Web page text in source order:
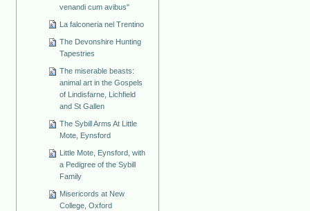
venandi cum avibus"
La falconeria nel Trentino
The Devonshire Hunting
Tapestries
The miserable beasts:
animal art in the Gospels
of Lindisfarne, Lichfield
and St Gallen
The Sybill Arms At Little
Mote, Eynsford
Little Mote, Eynsford, with
a Pedigree of the Sybill
Family
Misericords at New
College, Oxford